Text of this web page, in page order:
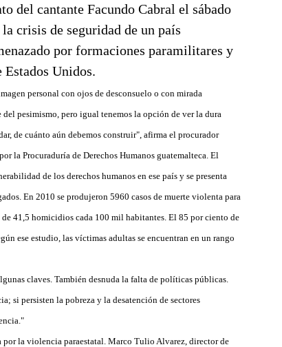
del cantante Facundo Cabral el sábado
crisis de seguridad de un país
por formaciones paramilitares y
Estados Unidos.
personal con ojos de desconsuelo o con mirada
pesimismo, pero igual tenemos la opción de ver la dura
de cuánto aún debemos construir", afirma el procurador
la Procuraduría de Derechos Humanos guatemalteca. El
de los derechos humanos en ese país y se presenta
En 2010 se produjeron 5960 casos de muerte violenta para
41,5 homicidios cada 100 mil habitantes. El 85 por ciento de
ese estudio, las víctimas adultas se encuentran en un rango
claves. También desnuda la falta de políticas públicas.
si persisten la pobreza y la desatención de sectores
por la violencia paraestatal. Marco Tulio Alvarez, director de